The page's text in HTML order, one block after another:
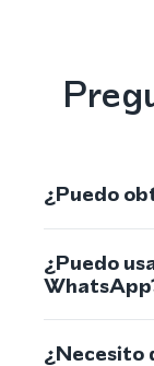
¿Puedo
¿Puedo
¿Necesito